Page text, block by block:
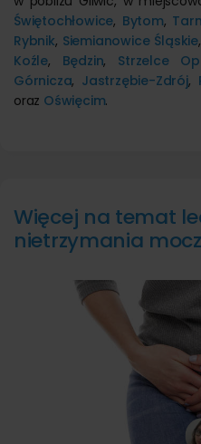
Świętochłowice, Bytom,
Rybnik, Siemianowice Śląskie,
Koźle, Będzin, Strzelce
Górnicza, Jastrzębie-Zdrój,
oraz Oświęcim.
Więcej na temat
nietrzymania